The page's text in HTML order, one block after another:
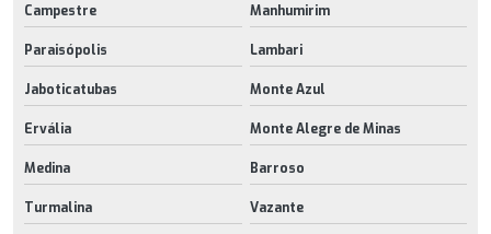
Campestre Manhumirim
Paraisópolis Lambari
Jaboticatubas Monte Azul
Ervália Monte Alegre de Minas
Medina Barroso
Turmalina Vazante